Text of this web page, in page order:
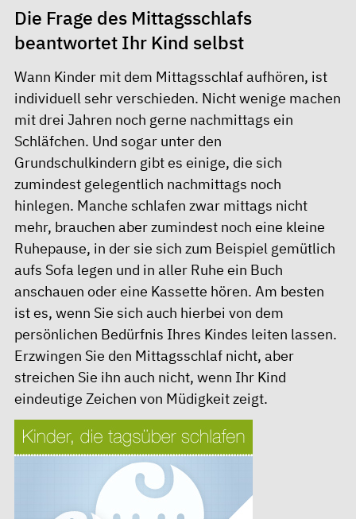
Die Frage des Mittagsschlafs
beantwortet Ihr Kind selbst
Wann Kinder mit dem Mittagsschlaf aufhören, ist
individuell sehr verschieden. Nicht wenige machen
mit drei Jahren noch gerne nachmittags ein
Schläfchen. Und sogar unter den
Grundschulkindern gibt es einige, die sich
zumindest gelegentlich nachmittags noch
hinlegen. Manche schlafen zwar mittags nicht
mehr, brauchen aber zumindest noch eine kleine
Ruhepause, in der sie sich zum Beispiel gemütlich
aufs Sofa legen und in aller Ruhe ein Buch
anschauen oder eine Kassette hören. Am besten
ist es, wenn Sie sich auch hierbei von dem
persönlichen Bedürfnis Ihres Kindes leiten lassen.
Erzwingen Sie den Mittagsschlaf nicht, aber
streichen Sie ihn auch nicht, wenn Ihr Kind
eindeutige Zeichen von Müdigkeit zeigt.